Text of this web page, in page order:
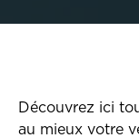
Découvrez ici
au mieux votre